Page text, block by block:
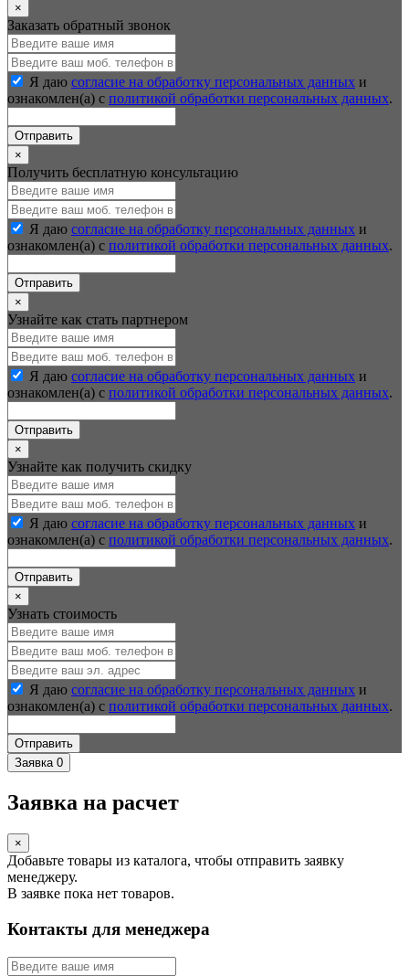
×
Заказать обратный звонок
Я даю согласие на обработку персональных данных и
ознакомлен(а) с политикой обработки персональных данных.
Отправить
×
Получить бесплатную консультацию
Я даю согласие на обработку персональных данных и
ознакомлен(а) с политикой обработки персональных данных.
Отправить
×
Узнайте как стать партнером
Я даю согласие на обработку персональных данных и
ознакомлен(а) с политикой обработки персональных данных.
Отправить
×
Узнайте как получить скидку
Я даю согласие на обработку персональных данных и
ознакомлен(а) с политикой обработки персональных данных.
Отправить
×
Узнать стоимость
Я даю согласие на обработку персональных данных и
ознакомлен(а) с политикой обработки персональных данных.
Отправить
Заявка 0
Заявка на расчет
×
Добавьте товары из каталога, чтобы отправить заявку
менеджеру.
В заявке пока нет товаров.
Контакты для менеджера